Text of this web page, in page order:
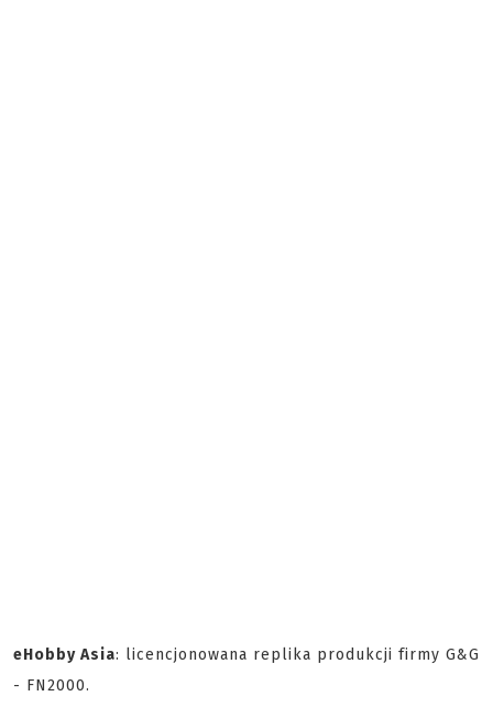
eHobby Asia: licencjonowana replika produkcji firmy G&G
- FN2000.